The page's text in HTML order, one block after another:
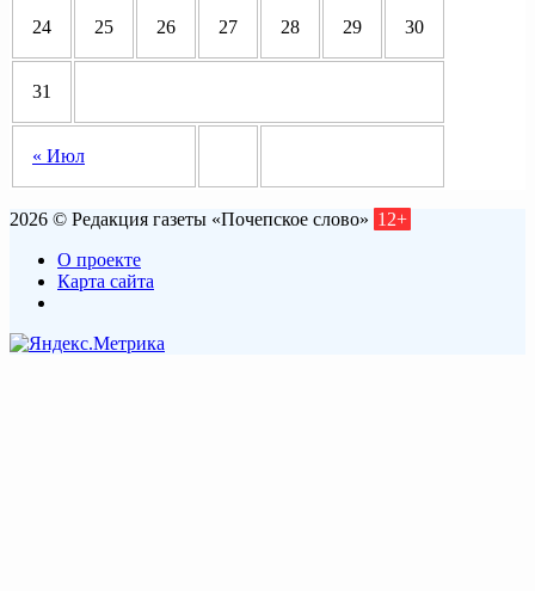
« Июл
24 25 26 27 28 29 30
31
2026 © Редакция газеты «Почепское слово» 12+
О проекте
Карта сайта